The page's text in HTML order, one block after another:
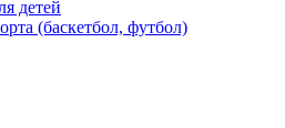
детей
(баскетбол, футбол)